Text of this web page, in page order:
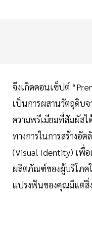
จึงเกิดคอนเซ็ปต์
เป็นการผสานวัตถุดิบจ
ความพรีเมียมที่สัมผัสไ
ทางการในการสร้าง
(Visual Identity) เพื่อ
ผลิตภัณฑ์ของผู้บริโภค
แปรงฟันของคุณมีแต่สิ่